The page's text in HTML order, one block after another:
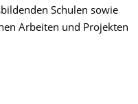
Schulen sowie
Arbeiten und Projekten